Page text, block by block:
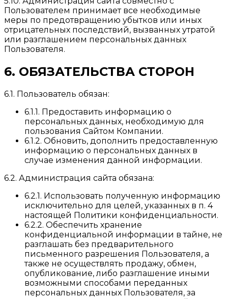
Пользователем принимает все необходимые
меры по предотвращению убытков или иных
отрицательных последствий, вызванных утратой
или разглашением персональных данных
Пользователя.
6. ОБЯЗАТЕЛЬСТВА СТОРОН
6.1. Пользователь обязан:
6.1.1. Предоставить информацию о
персональных данных, необходимую для
пользования Сайтом Компании.
6.1.2. Обновить, дополнить предоставленную
информацию о персональных данных в
случае изменения данной информации.
6.2. Администрация сайта обязана:
6.2.1. Использовать полученную информацию
исключительно для целей, указанных в п. 4
настоящей Политики конфиденциальности.
6.2.2. Обеспечить хранение
конфиденциальной информации в тайне, не
разглашать без предварительного
письменного разрешения Пользователя, а
также не осуществлять продажу, обмен,
опубликование, либо разглашение иными
возможными способами переданных
персональных данных Пользователя, за